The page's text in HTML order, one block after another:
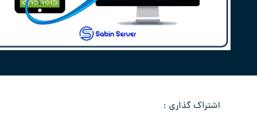
اشتراک گذاری :